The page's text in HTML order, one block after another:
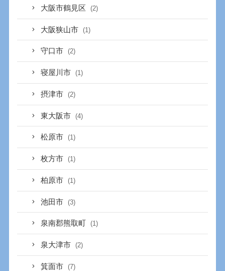
大阪市鶴見区 (2)
大阪狭山市 (1)
守口市 (2)
寝屋川市 (1)
摂津市 (2)
東大阪市 (4)
松原市 (1)
枚方市 (1)
柏原市 (1)
池田市 (3)
泉南郡熊取町 (1)
泉大津市 (2)
箕面市 (7)